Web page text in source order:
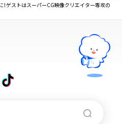
！ゲストはスーパーCG映像クリエイター専攻の